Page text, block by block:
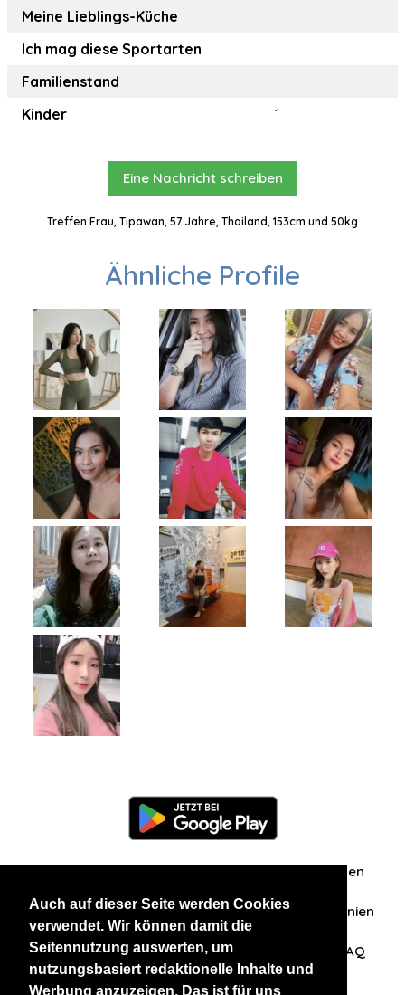
Auch auf dieser Seite werden Cookies
verwendet. Wir können damit die
Seitennutzung auswerten, um
nutzungsbasiert redaktionelle Inhalte und
Werbung anzuzeigen. Das ist für uns
Meine Lieblings-Küche
Ich mag diese Sportarten
Familienstand
Kinder
1
Eine Nachricht schreiben
Treffen Frau, Tipawan, 57 Jahre, Thailand, 153cm und 50kg
Ähnliche Profile
Zuschriften/Erfahrungen
Datenschutzerklärung AGB Datenschutzrichtlinien
Nehmen Sie Kontakt mit uns auf FAQ